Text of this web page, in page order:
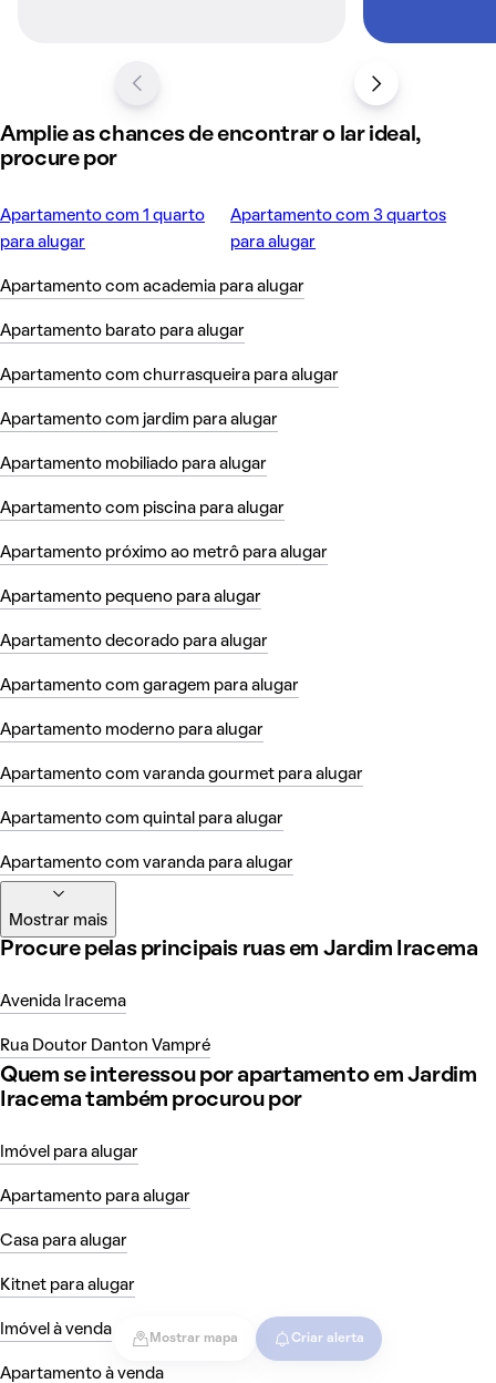
Mostrar mapa Criar alerta
Amplie as chances de encontrar o lar ideal,
procure por
Apartamento com 1 quarto
para alugar
Apartamento com 3 quartos
para alugar
Apartamento com academia para alugar
Apartamento barato para alugar
Apartamento com churrasqueira para alugar
Apartamento com jardim para alugar
Apartamento mobiliado para alugar
Apartamento com piscina para alugar
Apartamento próximo ao metrô para alugar
Apartamento pequeno para alugar
Apartamento decorado para alugar
Apartamento com garagem para alugar
Apartamento moderno para alugar
Apartamento com varanda gourmet para alugar
Apartamento com quintal para alugar
Apartamento com varanda para alugar
Mostrar mais
Procure pelas principais ruas em Jardim Iracema
Avenida Iracema
Rua Doutor Danton Vampré
Quem se interessou por apartamento em Jardim
Iracema também procurou por
Imóvel para alugar
Apartamento para alugar
Casa para alugar
Kitnet para alugar
Imóvel à venda
Apartamento à venda